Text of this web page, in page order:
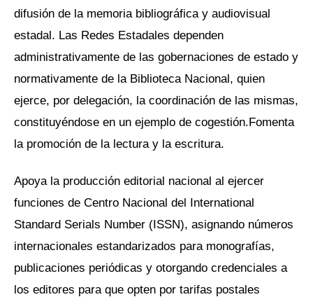
difusión de la memoria bibliográfica y audiovisual
estadal. Las Redes Estadales dependen
administrativamente de las gobernaciones de estado y
normativamente de la Biblioteca Nacional, quien
ejerce, por delegación, la coordinación de las mismas,
constituyéndose en un ejemplo de cogestión.Fomenta
la promoción de la lectura y la escritura.
Apoya la producción editorial nacional al ejercer
funciones de Centro Nacional del International
Standard Serials Number (ISSN), asignando números
internacionales estandarizados para monografías,
publicaciones periódicas y otorgando credenciales a
los editores para que opten por tarifas postales